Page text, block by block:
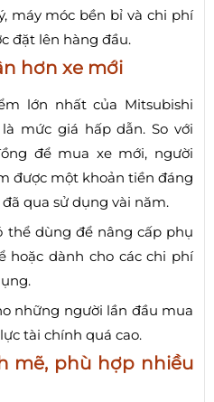
máy móc bền bỉ và chi phí
đặt lên hàng đầu.
hơn xe mới
lớn nhất của Mitsubishi
mức giá hấp dẫn. So với
để mua xe mới, người
được một khoản tiền đáng
qua sử dụng vài năm.
thể dùng để nâng cấp phụ
hoặc dành cho các chi phí
những người lần đầu mua
tài chính quá cao.
mẽ, phù hợp nhiều